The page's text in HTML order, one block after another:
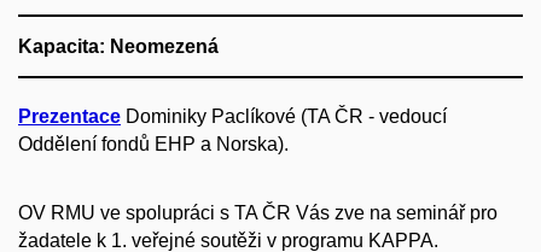
Kapacita: Neomezená
Prezentace Dominiky Paclíkové (TA ČR - vedoucí
Oddělení fondů EHP a Norska).
OV RMU ve spolupráci s TA ČR Vás zve na seminář pro
žadatele k 1. veřejné soutěži v programu KAPPA.